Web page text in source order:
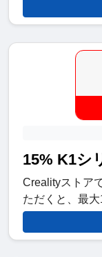
15% K1シ
Crealityストア
ただくと、最大